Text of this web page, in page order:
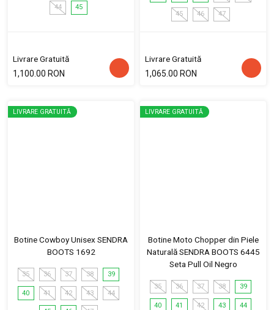
44 45
Livrare Gratuită
1,100.00 RON
45 46 47
Livrare Gratuită
1,065.00 RON
LIVRARE GRATUITĂ
Botine Cowboy Unisex SENDRA
BOOTS 1692
35 36 37 38 39
40 41 42 43 44
LIVRARE GRATUITĂ
Botine Moto Chopper din Piele
Naturală SENDRA BOOTS 6445
Seta Pull Oil Negro
35 36 37 38 39
40 41 42 43 44